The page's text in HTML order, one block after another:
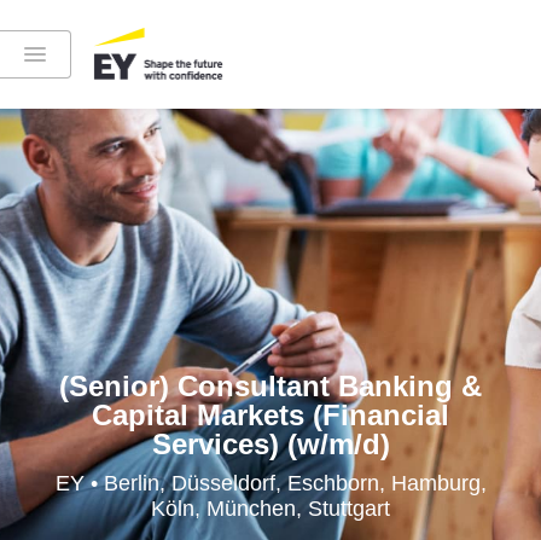
Instagram
LinkedIn
YouTube
Höre in die EY-Welt rein
(Senior) Consultant Banking &
Capital Markets (Financial
Services) (w/m/d)
EY • Berlin, Düsseldorf, Eschborn, Hamburg,
Köln, München, Stuttgart